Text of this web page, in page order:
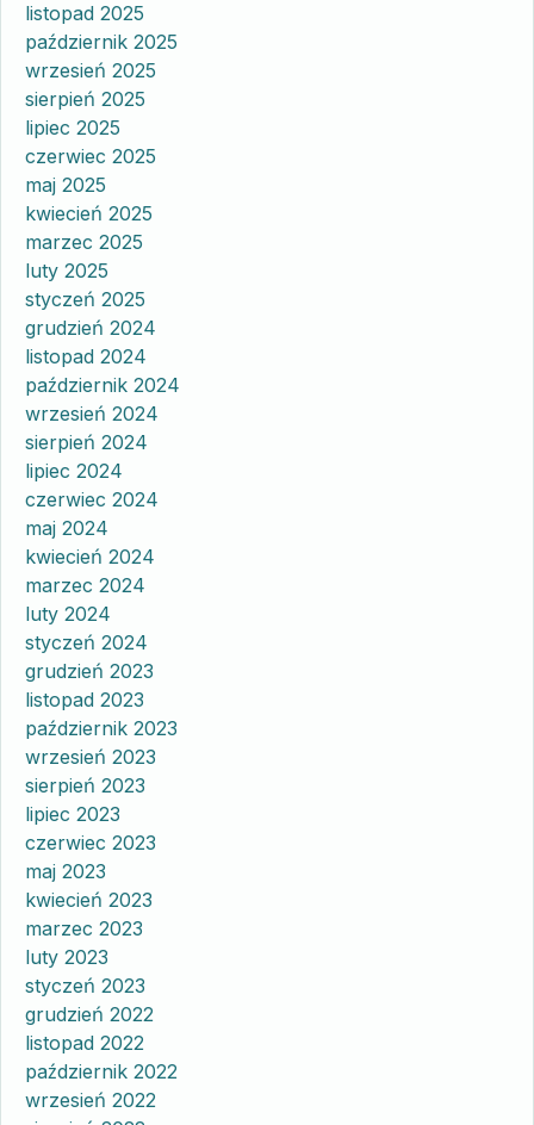
listopad 2025
październik 2025
wrzesień 2025
sierpień 2025
lipiec 2025
czerwiec 2025
maj 2025
kwiecień 2025
marzec 2025
luty 2025
styczeń 2025
grudzień 2024
listopad 2024
październik 2024
wrzesień 2024
sierpień 2024
lipiec 2024
czerwiec 2024
maj 2024
kwiecień 2024
marzec 2024
luty 2024
styczeń 2024
grudzień 2023
listopad 2023
październik 2023
wrzesień 2023
sierpień 2023
lipiec 2023
czerwiec 2023
maj 2023
kwiecień 2023
marzec 2023
luty 2023
styczeń 2023
grudzień 2022
listopad 2022
październik 2022
wrzesień 2022